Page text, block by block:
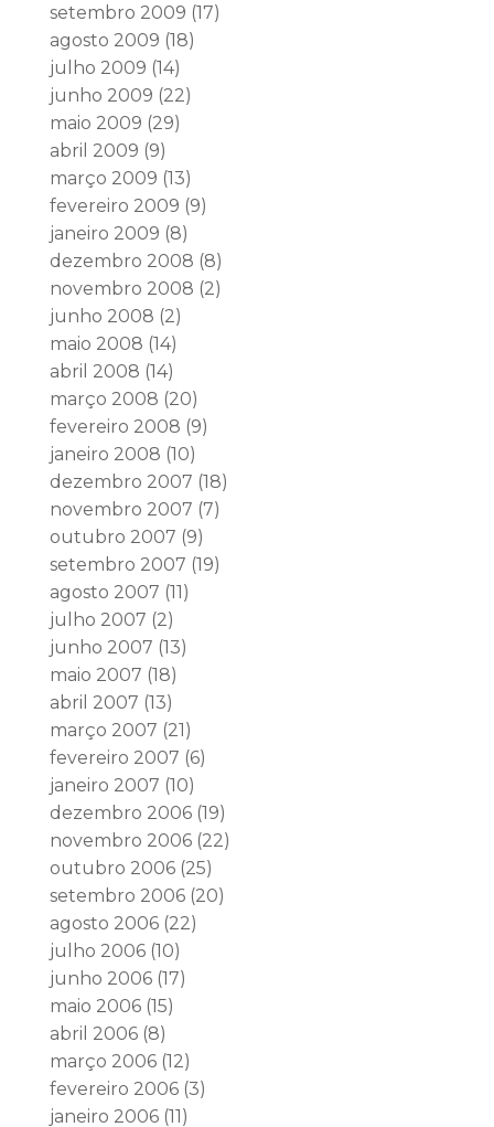
setembro 2009 (17)
agosto 2009 (18)
julho 2009 (14)
junho 2009 (22)
maio 2009 (29)
abril 2009 (9)
março 2009 (13)
fevereiro 2009 (9)
janeiro 2009 (8)
dezembro 2008 (8)
novembro 2008 (2)
junho 2008 (2)
maio 2008 (14)
abril 2008 (14)
março 2008 (20)
fevereiro 2008 (9)
janeiro 2008 (10)
dezembro 2007 (18)
novembro 2007 (7)
outubro 2007 (9)
setembro 2007 (19)
agosto 2007 (11)
julho 2007 (2)
junho 2007 (13)
maio 2007 (18)
abril 2007 (13)
março 2007 (21)
fevereiro 2007 (6)
janeiro 2007 (10)
dezembro 2006(19)
novembro 2006(22)
outubro 2006(25)
setembro 2006(20)
agosto 2006(22)
julho 2006(10)
junho 2006(17)
maio 2006(15)
abril 2006(8)
março 2006(12)
fevereiro 2006(3)
janeiro 2006(11)